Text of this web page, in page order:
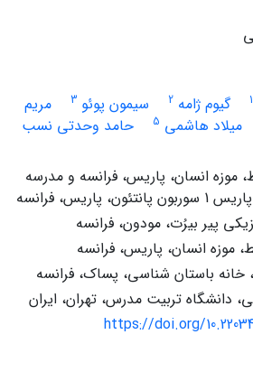
1 گیوم ژامه 2 سیمون پوئو 3
مریم
میلاد هاشمی 5 حامد وحدتی نسب
موزه انسان، پاریس، فرانسه و مدرسه
فرانسه
پیر بیرُت، مودون، فرانسه
موزه انسان، پاریس، فرانسه
خانه باستان شناسی، پساک، فرانسه
دانشگاه تربیت مدرس، تهران، ایران
https://doi.org/